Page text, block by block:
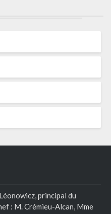
principal du
: M. Crémieu-Alcan, Mme